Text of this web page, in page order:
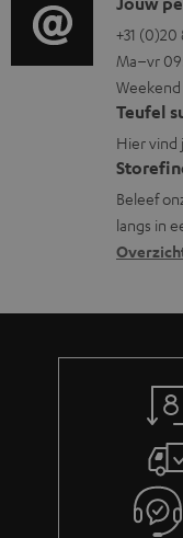
n
r
m
a
t
i
e
e
i
n
f
o
r
m
a
o
g
l
o
s
s
a
r
C
o
n
t
a
c
t
i
n
r
+31 (0)20
Ma–vr
Teufel
Hier vind
Beleef
langs in